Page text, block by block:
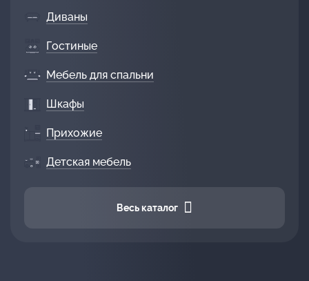
Диваны
Гостиные
Мебель для спальни
Шкафы
Прихожие
Детская мебель
Весь каталог